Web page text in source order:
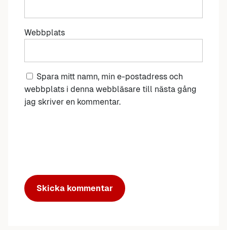
Webbplats
Spara mitt namn, min e-postadress och
webbplats i denna webbläsare till nästa gång
jag skriver en kommentar.